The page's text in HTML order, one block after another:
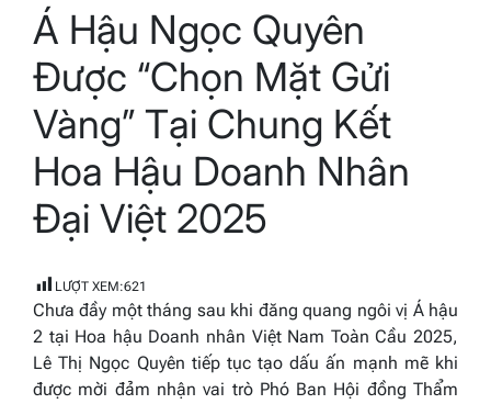
read
time
Á Hậu Ngọc Quyên
Được “Chọn Mặt Gửi
Vàng” Tại Chung Kết
Hoa Hậu Doanh Nhân
Đại Việt 2025
LƯỢT XEM:621
Chưa đầy một tháng sau khi đăng quang ngôi vị Á hậu
2 tại Hoa hậu Doanh nhân Việt Nam Toàn Cầu 2025,
Lê Thị Ngọc Quyên tiếp tục tạo dấu ấn mạnh mẽ khi
được mời đảm nhận vai trò Phó Ban Hội đồng Thẩm